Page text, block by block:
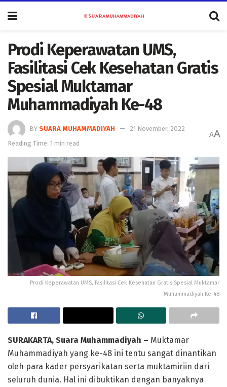
Prodi Keperawatan UMS,
Fasilitasi Cek Kesehatan Gratis
Spesial Muktamar
Muhammadiyah Ke-48
BY SUARA MUHAMMADIYAH
21 November, 2022
Reading Time: 1 min read
AA
Prodi Keperawatan UMS, Fasilitasi Cek Kesehatan Gratis Spesial Muktamar
Muhammadiyah Ke-48
SURAKARTA, Suara Muhammadiyah – Muktamar
Muhammadiyah yang ke-48 ini tentu sangat dinantikan
oleh para kader persyarikatan serta muktamiriin dari
seluruh dunia. Hal ini dibuktikan dengan banyaknya